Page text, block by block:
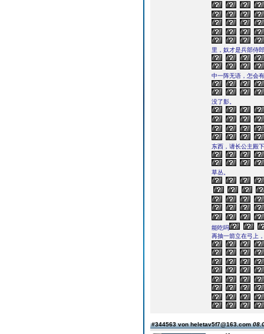
里，奴才是兵部侍
中一阵无语，怎会
没了影。
东西，请长公主殿
草丛。
能吃吗
再抽一箭立在弓上
#344563 von heletav5f7@163.com